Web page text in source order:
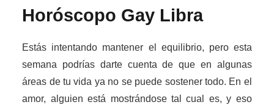
Horóscopo Gay Libra
Estás intentando mantener el equilibrio, pero esta
semana podrías darte cuenta de que en algunas
áreas de tu vida ya no se puede sostener todo. En el
amor, alguien está mostrándose tal cual es, y eso